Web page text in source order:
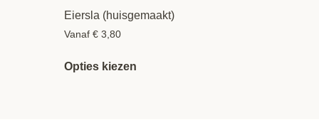
Eiersla (huisgemaakt)
Vanaf€ 3,80
Opties kiezen